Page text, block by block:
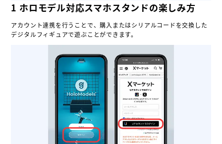
1 ホロモデル対応スマホスタンドの楽しみ方
アカウント連携を行うことで、購入またはシリアルコードを交換した
デジタルフィギュアで遊ぶことができます。